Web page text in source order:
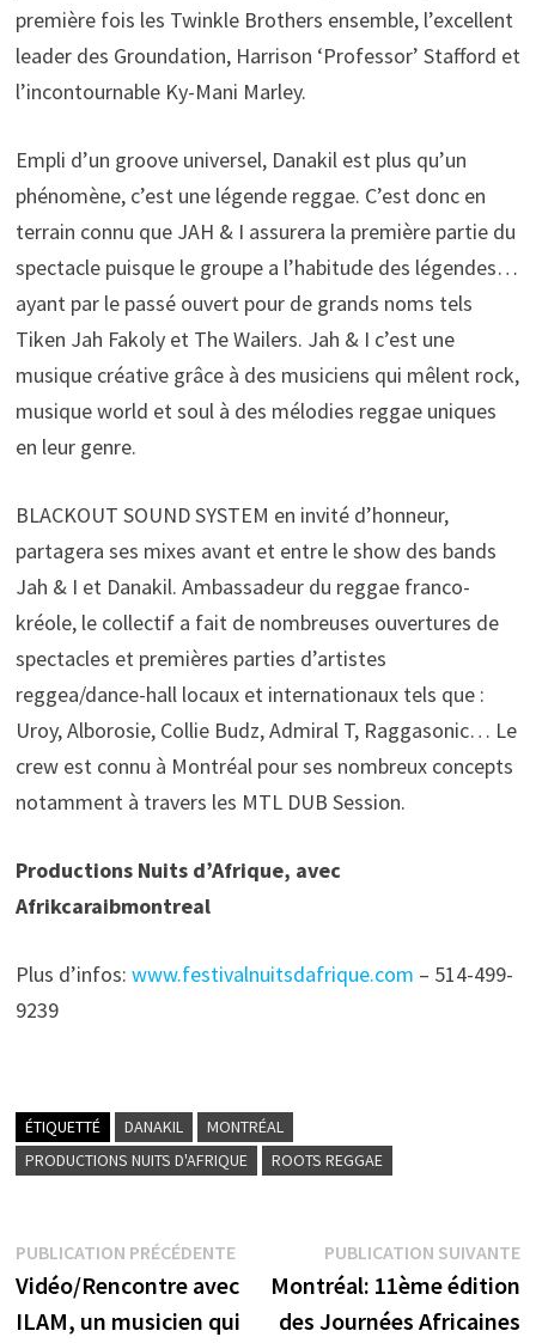
première fois les Twinkle Brothers ensemble, l’excellent
leader des Groundation, Harrison ‘Professor’ Stafford et
l’incontournable Ky-Mani Marley.
Empli d’un groove universel, Danakil est plus qu’un
phénomène, c’est une légende reggae. C’est donc en
terrain connu que JAH & I assurera la première partie du
spectacle puisque le groupe a l’habitude des légendes…
ayant par le passé ouvert pour de grands noms tels
Tiken Jah Fakoly et The Wailers. Jah & I c’est une
musique créative grâce à des musiciens qui mêlent rock,
musique world et soul à des mélodies reggae uniques
en leur genre.
BLACKOUT SOUND SYSTEM en invité d’honneur,
partagera ses mixes avant et entre le show des bands
Jah & I et Danakil. Ambassadeur du reggae franco-
kréole, le collectif a fait de nombreuses ouvertures de
spectacles et premières parties d’artistes
reggea/dance-hall locaux et internationaux tels que :
Uroy, Alborosie, Collie Budz, Admiral T, Raggasonic… Le
crew est connu à Montréal pour ses nombreux concepts
notamment à travers les MTL DUB Session.
Productions Nuits d’Afrique, avec
Afrikcaraibmontreal
Plus d’infos: www.festivalnuitsdafrique.com – 514-499-
9239
ÉTIQUETTÉ DANAKIL
MONTRÉAL
PRODUCTIONS NUITS D'AFRIQUE
ROOTS REGGAE
Navigation
de
PUBLICATION PRÉCÉDENTEPublication
précédente :
Vidéo/Rencontre avec
ILAM, un musicien qui
PUBLICATION SUIVANTE
Montréal: 11ème édition
des Journées Africaines